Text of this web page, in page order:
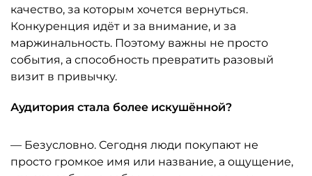
качество, за которым хочется вернуться.
Конкуренция идёт и за внимание, и за
маржинальность. Поэтому важны не просто
события, а способность превратить разовый
визит в привычку.
Аудитория стала более искушённой?
— Безусловно. Сегодня люди покупают не
просто громкое имя или название, а ощущение,